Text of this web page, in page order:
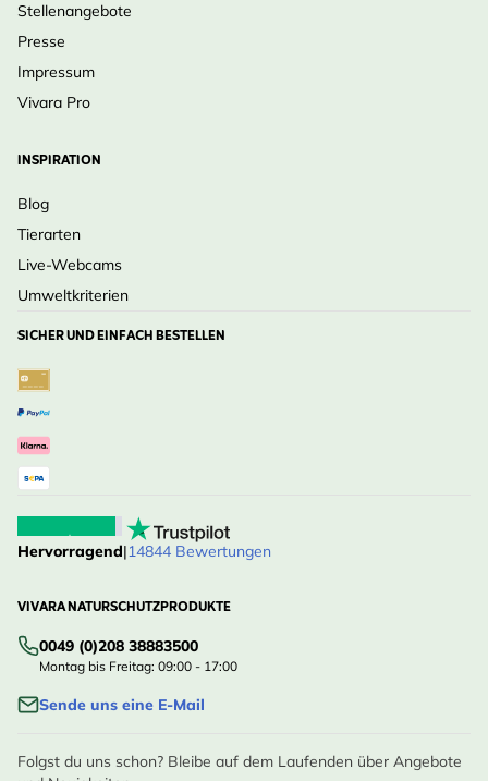
Stellenangebote
Presse
Impressum
Vivara Pro
INSPIRATION
Blog
Tierarten
Live-Webcams
Umweltkriterien
SICHER UND EINFACH BESTELLEN
Hervorragend|14844 Bewertungen
VIVARA NATURSCHUTZPRODUKTE
0049 (0)208 38883500
Montag bis Freitag: 09:00 - 17:00
Sende uns eine E-Mail
Folgst du uns schon? Bleibe auf dem Laufenden über Angebote